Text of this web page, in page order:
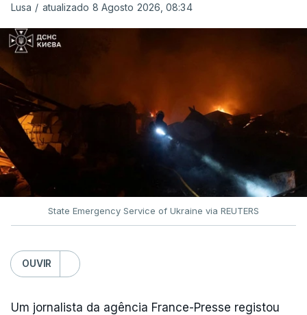
Lusa / atualizado 8 Agosto 2026, 08:34
State Emergency Service of Ukraine via REUTERS
OUVIR
Um jornalista da agência France-Presse registou